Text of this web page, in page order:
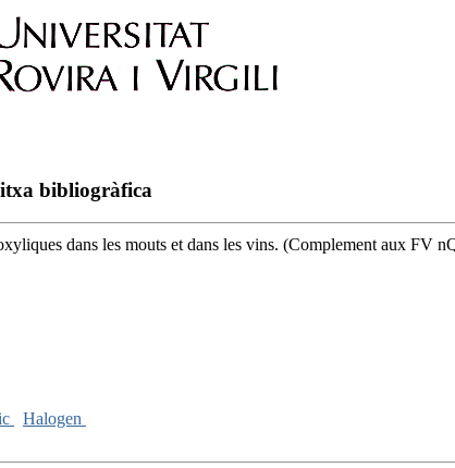
bibliogràfica
dans les mouts et dans les vins. (Complement aux FV
Halogen